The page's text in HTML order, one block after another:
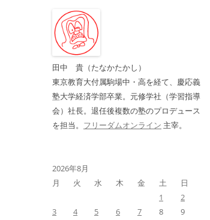
田中 貴（たなかたかし）
東京教育大付属駒場中・高を経て、慶応義
塾大学経済学部卒業。元修学社（学習指導
会）社長。退任後複数の塾のプロデュース
を担当。 フリーダムオンライン 主宰。
2026年8月
月
火 水 木 金 土
日
1
2
3
4 5 6 7 8
9